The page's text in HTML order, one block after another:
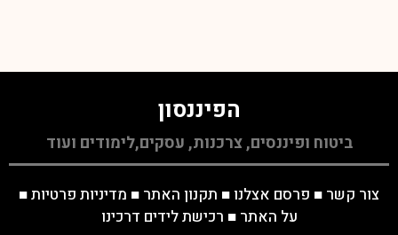
הפיננסון
ביטוח ופיננסים, צרכנות, עסקים,לימודים ועוד
צור קשר ■ פרסם אצלנו ■ תקנון האתר ■ מדיניות פרטיות■
על האתר ■ רכישת לידים דרכינו